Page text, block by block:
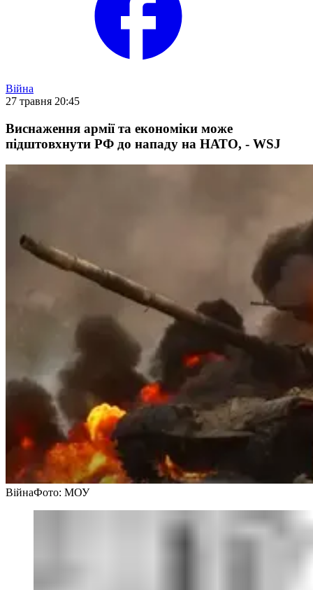
Війна
27 травня 20:45
Виснаження армії та економіки може
підштовхнути РФ до нападу на НАТО, - WSJ
ВійнаФото: МОУ